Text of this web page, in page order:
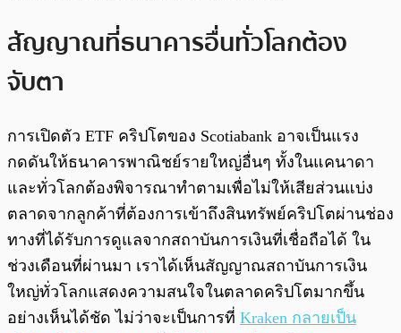
สัญญาณที่ธนาคารอื่นทั่วโลกต้อง
จับตา
การเปิดตัว ETF คริปโตของ Scotiabank อาจเป็นแรง
กดดันให้ธนาคารพาณิชย์รายใหญ่อื่นๆ ทั้งในแคนาดา
และทั่วโลกต้องพิจารณาทำตามเพื่อไม่ให้เสียส่วนแบ่ง
ตลาดจากลูกค้าที่ต้องการเข้าถึงสินทรัพย์คริปโตผ่านช่อง
ทางที่ได้รับการดูแลจากสถาบันการเงินที่เชื่อถือได้ ใน
ช่วงเดือนที่ผ่านมา เราได้เห็นสัญญาณสถาบันการเงิน
ใหญ่ทั่วโลกแสดงความสนใจในตลาดคริปโตมากขึ้น
อย่างเห็นได้ชัด ไม่ว่าจะเป็นการที่ Kraken กลายเป็น